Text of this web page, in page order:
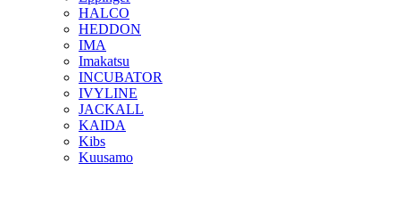
HALCO
HEDDON
IMA
Imakatsu
INCUBATOR
IVYLINE
JACKALL
KAIDA
Kibs
Kuusamo